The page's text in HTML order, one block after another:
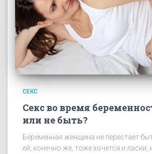
СЕКС
Секс во время
или не быть?
Беременная женщина не перестаёт
ей, конечно же, тоже хочется и